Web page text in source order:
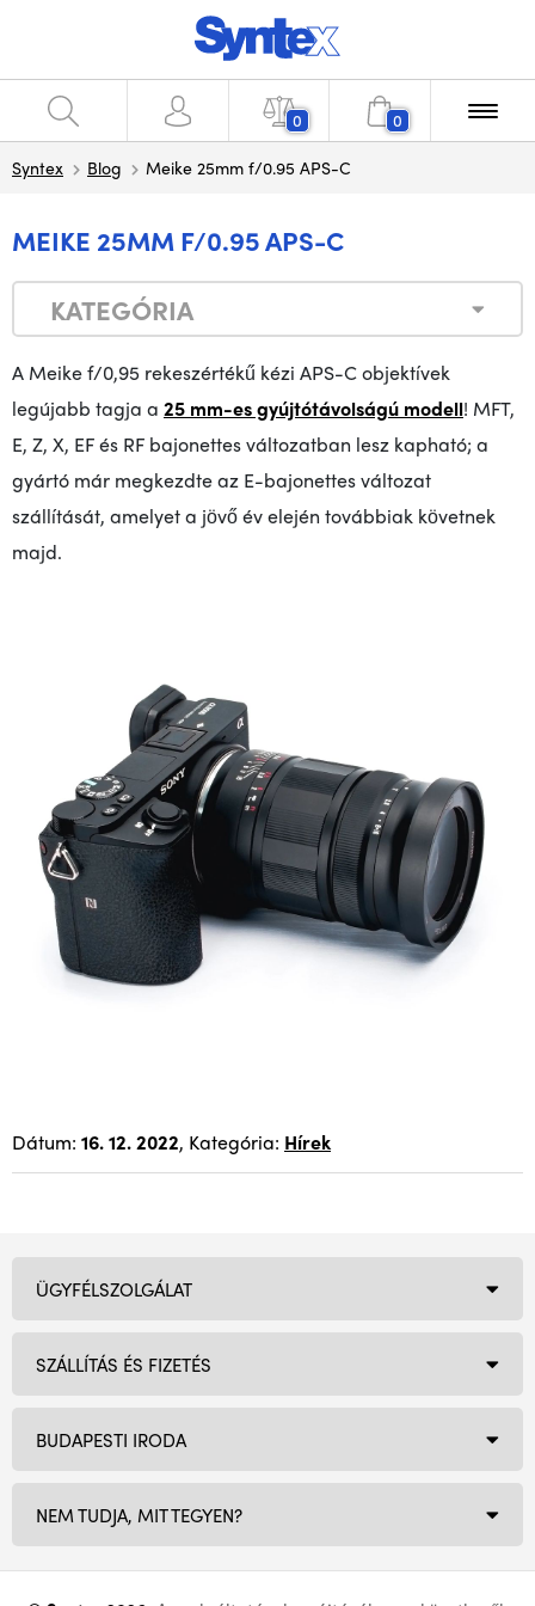
0 0
Syntex Blog Meike 25mm f/0.95 APS-C
MEIKE 25MM F/0.95 APS-C
KATEGÓRIA
A Meike f/0,95 rekeszértékű kézi APS-C objektívek
legújabb tagja a 25 mm-es gyújtótávolságú modell! MFT,
E, Z, X, EF és RF bajonettes változatban lesz kapható; a
gyártó már megkezdte az E-bajonettes változat
szállítását, amelyet a jövő év elején továbbiak követnek
majd.
Dátum: 16. 12. 2022, Kategória: Hírek
BUDAPESTI IRODA
NEM TUDJA, MIT TEGYEN?
ÜGYFÉLSZOLGÁLAT
SZÁLLÍTÁS ÉS FIZETÉS